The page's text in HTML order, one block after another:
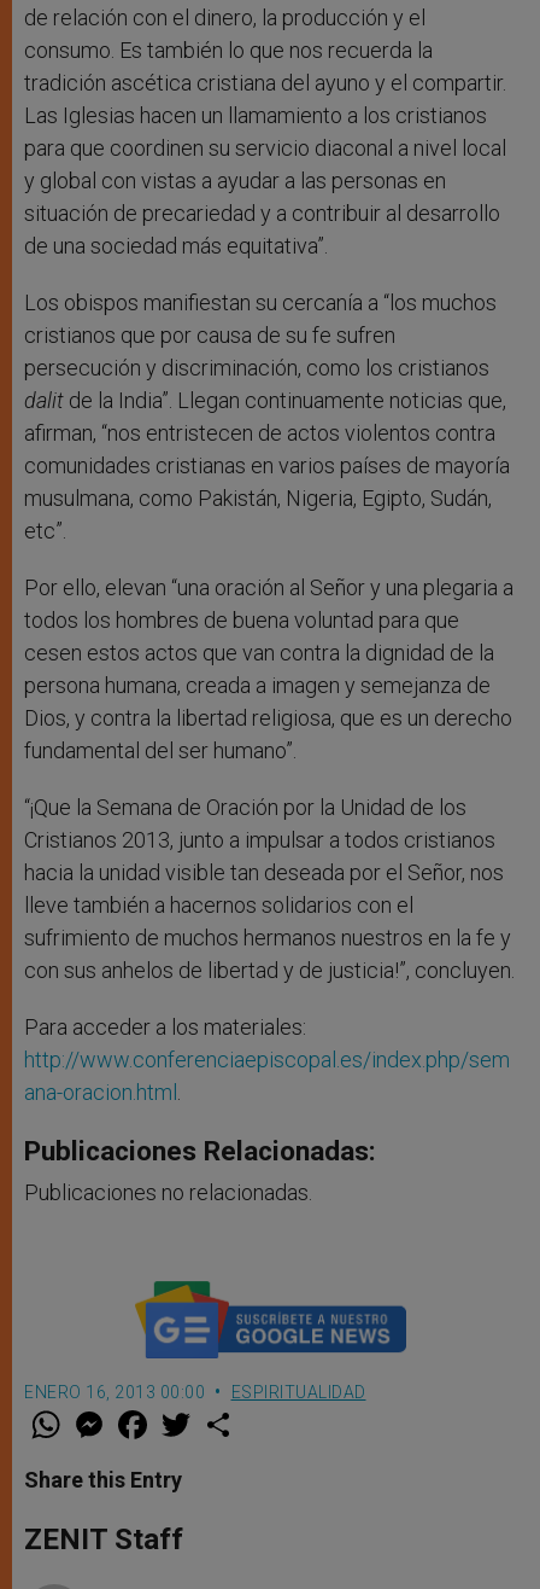
de relación con el dinero, la producción y el
consumo. Es también lo que nos recuerda la
tradición ascética cristiana del ayuno y el compartir.
Las Iglesias hacen un llamamiento a los cristianos
para que coordinen su servicio diaconal a nivel local
y global con vistas a ayudar a las personas en
situación de precariedad y a contribuir al desarrollo
de una sociedad más equitativa”.
Los obispos manifiestan su cercanía a “los muchos
cristianos que por causa de su fe sufren
persecución y discriminación, como los cristianos
dalit de la India”. Llegan continuamente noticias que,
afirman, “nos entristecen de actos violentos contra
comunidades cristianas en varios países de mayoría
musulmana, como Pakistán, Nigeria, Egipto, Sudán,
etc”.
Por ello, elevan “una oración al Señor y una plegaria a
todos los hombres de buena voluntad para que
cesen estos actos que van contra la dignidad de la
persona humana, creada a imagen y semejanza de
Dios, y contra la libertad religiosa, que es un derecho
fundamental del ser humano”.
“¡Que la Semana de Oración por la Unidad de los
Cristianos 2013, junto a impulsar a todos cristianos
hacia la unidad visible tan deseada por el Señor, nos
lleve también a hacernos solidarios con el
sufrimiento de muchos hermanos nuestros en la fe y
con sus anhelos de libertad y de justicia!”, concluyen.
Para acceder a los materiales:
http://www.conferenciaepiscopal.es/index.php/sem
ana-oracion.html .
Publicaciones Relacionadas:
Publicaciones no relacionadas.
ENERO 16, 2013 00:00 ESPIRITUALIDAD
W
t
s
p
p
M
e
s
e
g
e
F
a
e
b
o
k
w
Share this Entry
ZENIT Staff